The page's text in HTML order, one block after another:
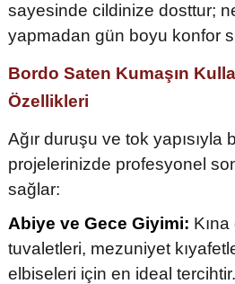
sayesinde cildinize dosttur;
yapmadan gün boyu konfor
Bordo Saten Kumaşın
Özellikleri
Ağır duruşu ve tok yapısıyla
projelerinizde profesyonel
sağlar:
Abiye ve Gece Giyimi:
tuvaletleri, mezuniyet
elbiseleri için en ideal tercihtir.